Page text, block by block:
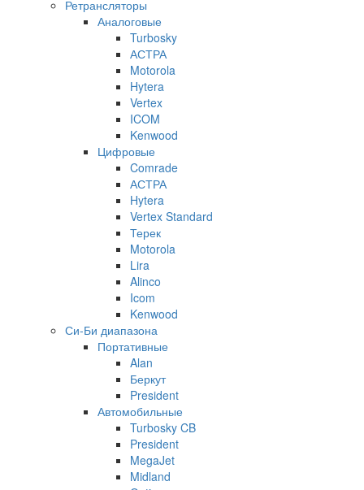
Ретрансляторы
Аналоговые
Turbosky
АСТРА
Motorola
Hytera
Vertex
ICOM
Kenwood
Цифровые
Comrade
АСТРА
Hytera
Vertex Standard
Терек
Motorola
Lira
Alinco
Icom
Kenwood
Си-Би диапазона
Портативные
Alan
Беркут
President
Автомобильные
Turbosky CB
President
MegaJet
Midland